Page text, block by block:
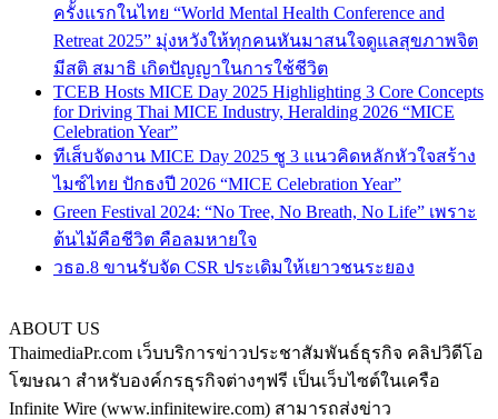
ครั้งแรกในไทย “World Mental Health Conference and
Retreat 2025” มุ่งหวังให้ทุกคนหันมาสนใจดูแลสุขภาพจิต
มีสติ สมาธิ เกิดปัญญาในการใช้ชีวิต
TCEB Hosts MICE Day 2025 Highlighting 3 Core Concepts
for Driving Thai MICE Industry, Heralding 2026 “MICE
Celebration Year”
ทีเส็บจัดงาน MICE Day 2025 ชู 3 แนวคิดหลักหัวใจสร้าง
ไมซ์ไทย ปักธงปี 2026 “MICE Celebration Year”
Green Festival 2024: “No Tree, No Breath, No Life” เพราะ
ต้นไม้คือชีวิต คือลมหายใจ
วธอ.8 ขานรับจัด CSR ประเดิมให้เยาวชนระยอง
ABOUT US
ThaimediaPr.com เว็บบริการข่าวประชาสัมพันธ์ธุรกิจ คลิปวิดีโอ
โฆษณา สำหรับองค์กรธุรกิจต่างๆฟรี เป็นเว็บไซต์ในเครือ
Infinite Wire (www.infinitewire.com) สามารถส่งข่าว